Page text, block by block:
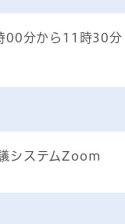
00分から11時30分
システムZoom